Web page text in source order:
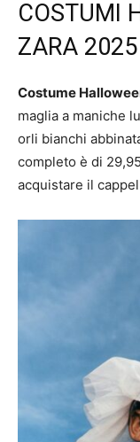
COSTUMI
ZARA 2025
Costume
maglia a maniche
orli bianchi
completo è di
acquistare il